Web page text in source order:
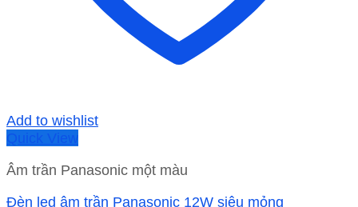
Add to wishlist
Quick View
Âm trần Panasonic một màu
Đèn led âm trần Panasonic 12W siêu mỏng